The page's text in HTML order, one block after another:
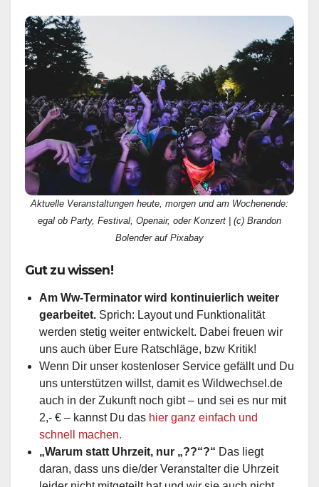
Aktuelle Veranstaltungen heute, morgen und am Wochenende:
egal ob Party, Festival, Openair, oder Konzert | (c) Brandon
Bolender auf Pixabay
Gut zu wissen!
Am Ww-Terminator wird kontinuierlich weiter
gearbeitet. Sprich: Layout und Funktionalität
werden stetig weiter entwickelt. Dabei freuen wir
uns auch über Eure Ratschläge, bzw Kritik!
Wenn Dir unser kostenloser Service gefällt und Du
uns unterstützen willst, damit es Wildwechsel.de
auch in der Zukunft noch gibt – und sei es nur mit
2,- € – kannst Du das hier ganz einfach und
schnell machen.
„Warum statt Uhrzeit, nur „??“?“ Das liegt
daran, dass uns die/der Veranstalter die Uhrzeit